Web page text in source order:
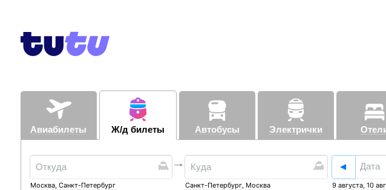
Авиабилеты Ж/д билеты Автобусы Электрички
Москва, Санкт-Петербург Санкт-Петербург, Москва 9 августа,10